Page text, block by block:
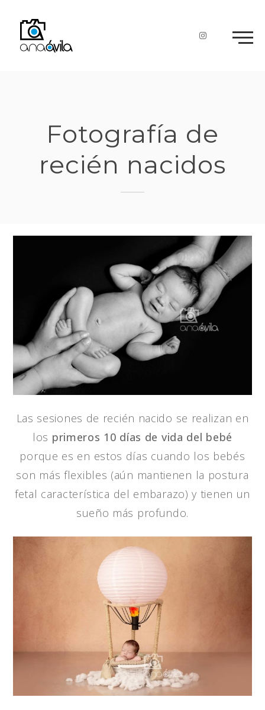
content
Fotografía de
recién nacidos
Las sesiones de recién nacido se realizan en
los primeros 10 días de vida del bebé
porque es en estos días cuando los bebés
son más flexibles (aún mantienen la postura
fetal característica del embarazo) y tienen un
sueño más profundo.